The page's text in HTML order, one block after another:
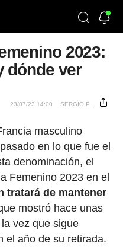
2023:
dónde ver
23/07/23 14:00 SERGIO P.
masculino
en lo que fue el
denominación, el
Femenino 2023 en el
tratará de mantener
mostró hace unas
vez que sigue
el año de su retirada.